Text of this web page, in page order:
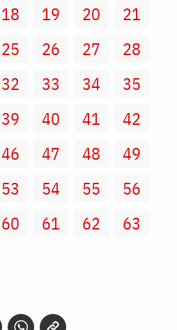
18 19 20
21
25 26 27
28
32 33 34
35
39 40 41
42
46 47 48
49
53 54 55
56
60 61 62
63